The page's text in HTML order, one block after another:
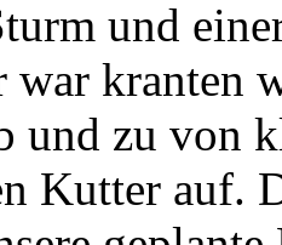
und
war kranten
und zu von
Kutter auf.